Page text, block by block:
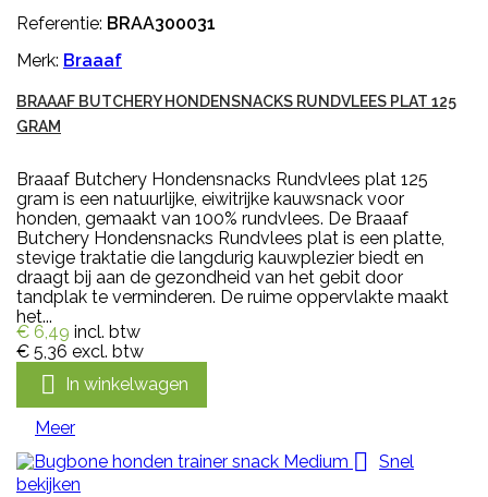
Referentie: BRAA300031
Merk: Braaaf
BRAAAF BUTCHERY HONDENSNACKS RUNDVLEES PLAT 125
GRAM
Braaaf Butchery Hondensnacks Rundvlees plat 125
gram is een natuurlijke, eiwitrijke kauwsnack voor
honden, gemaakt van 100% rundvlees. De Braaaf
Butchery Hondensnacks Rundvlees plat is een platte,
stevige traktatie die langdurig kauwplezier biedt en
draagt bij aan de gezondheid van het gebit door
tandplak te verminderen. De ruime oppervlakte maakt
het...
€ 6,49 incl. btw
€ 5,36 excl. btw
 In winkelwagen
Meer

Snel
bekijken